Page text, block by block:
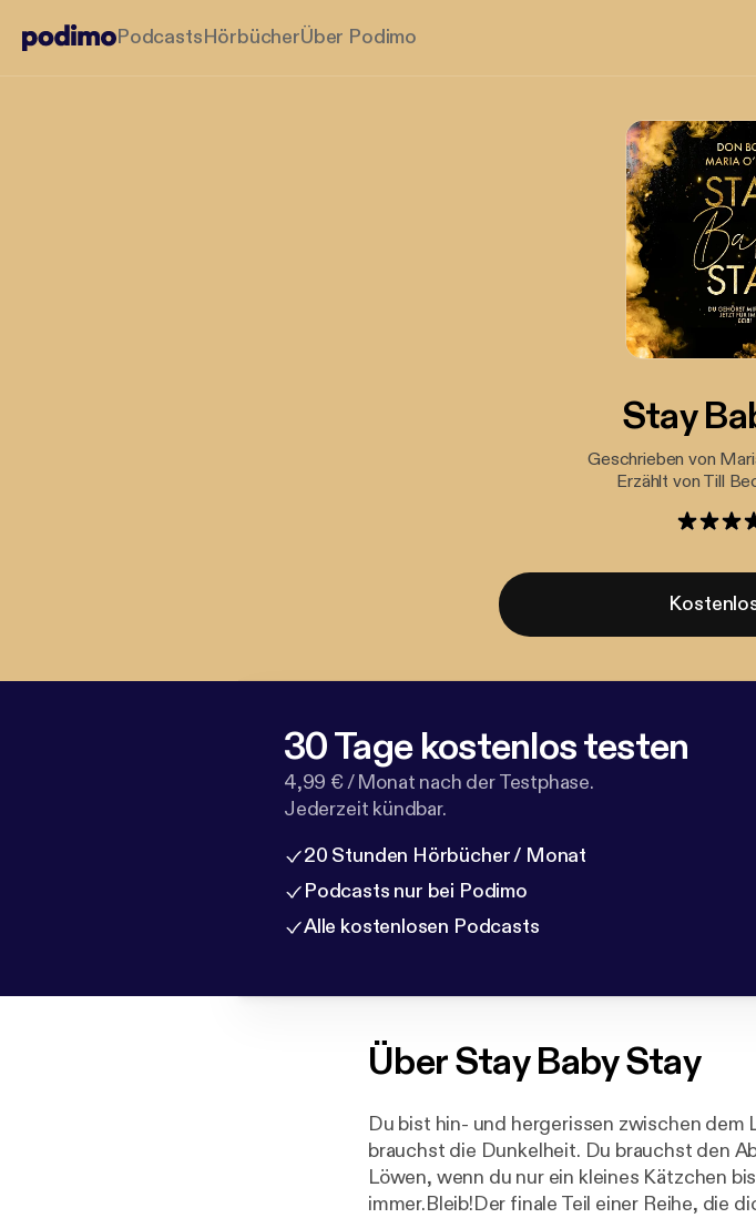
PodcastsHörbücherÜber Podimo
Stay
Geschrieben von
Erzählt von Till
30 Tage kostenlos testen
4,99 € / Monat nach der Testphase.
Jederzeit kündbar.
20 Stunden Hörbücher / Monat
Podcasts nur bei Podimo
Alle kostenlosen Podcasts
ÜberStay Baby Stay
Du bist hin- und hergerissen zwischen
brauchst die Dunkelheit. Du brauchst den
Löwen, wenn du nur ein kleines Kätzchen
immer.Bleib!Der finale Teil einer Reihe, die